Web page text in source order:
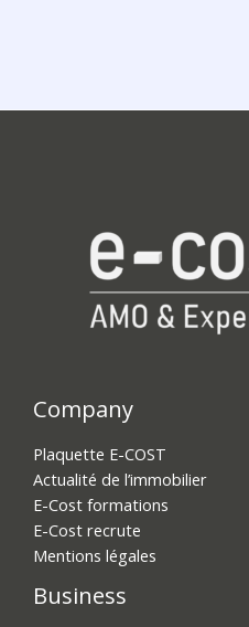
Company
Plaquette E-COST
Actualité de l’immobilier
E-Cost formations
E-Cost recrute
Mentions légales
Business